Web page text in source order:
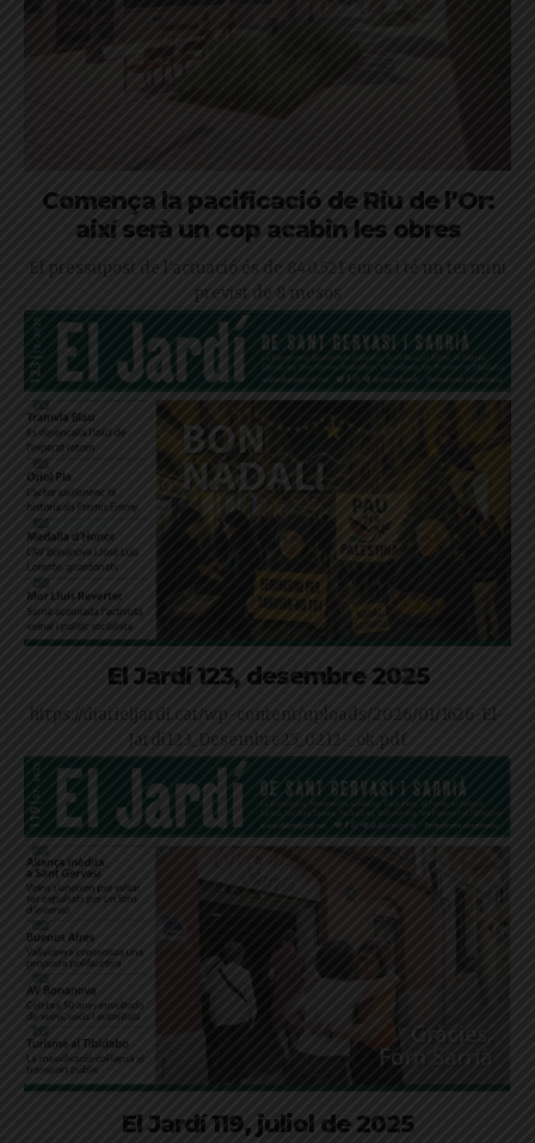
Comença la pacificació de Riu de l’Or:
així serà un cop acabin les obres
El pressupost de l'actuació és de 840.521 euros i té un termini
previst de 8 mesos
El Jardí 123, desembre 2025
https://diarieljardi.cat/wp-content/uploads/2026/01/1626-El-
Jardi123_Desembre25_0212-_ok.pdf
El Jardí 119, juliol de 2025